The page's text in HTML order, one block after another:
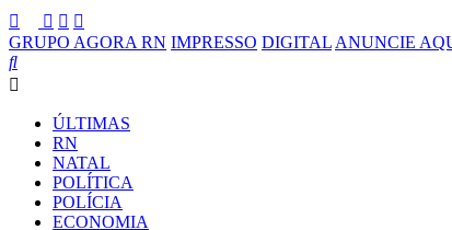
GRUPO AGORA RN IMPRESSO DIGITAL ANUNCIE
ÚLTIMAS
RN
NATAL
POLÍTICA
POLÍCIA
ECONOMIA